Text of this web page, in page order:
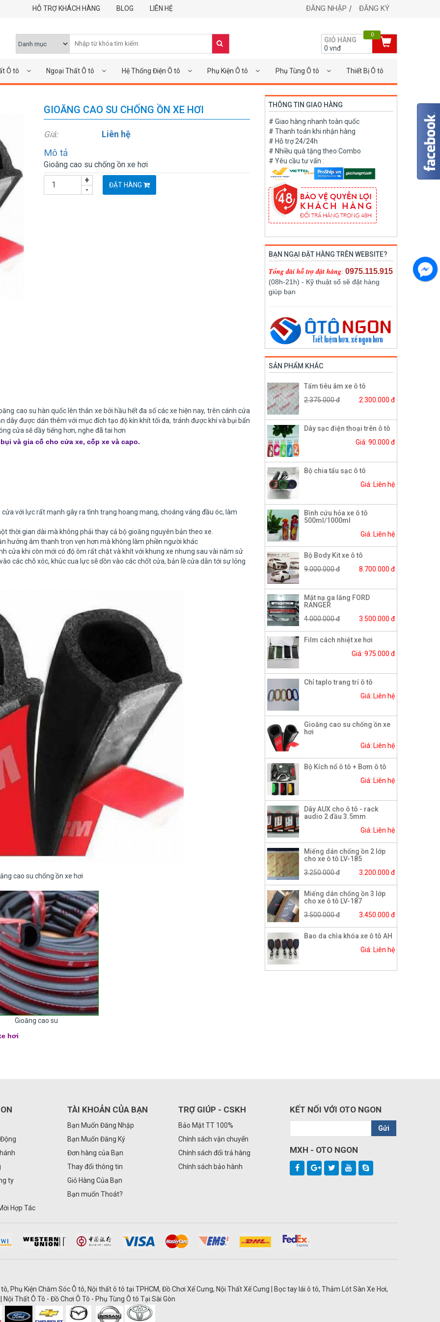
HỖ TRỢ KHÁCH HÀNG BLOG LIÊN HỆ ĐĂNG NHẬP ĐĂNG KÝ
GIỎ HÀNG
0 vnđ
0
Ô tô Ngoại Thất Ô tô Hệ Thống Điện Ô tô Phụ Kiện Ô tô Phụ Tùng Ô tô Thiết Bị Ô tô
GIOĂNG CAO SU CHỐNG ỒN XE HƠI
Giá: Liên hệ
Mô tả
Gioăng cao su chống ồn xe hơi
-
+ ĐẶT HÀNG
cao su hàn quốc lên thân xe bởi hầu hết đa số các xe hiện nay, trên cánh cửa
dây được dán thêm với mục đích tạo độ kín khít tối đa, tránh được khí và bụi bẩn
cửa sẽ dầy tiếng hơn, nghe đã tai hơn
và gia cố cho cửa xe, cốp xe và capo.
với lực rất mạnh gây ra tình trạng hoang mang, choáng váng đầu óc, làm
thời gian dài mà không phải thay cả bộ gioăng nguyên bản theo xe.
hưởng âm thanh trọn vẹn hơn mà không làm phiền người khác
cửa khi còn mới có độ ôm rất chặt và khít với khung xe nhưng sau vài năm sử
các chỗ xóc, khúc cua lực sẽ dồn vào các chốt cửa, bản lề cửa dẫn tới sự lỏng
cao su chống ồn xe hơi
Gioăng cao su
hơi
THÔNG TIN GIAO HÀNG
# Giao hàng nhanh toàn quốc
# Thanh toán khi nhận hàng
# Hỗ trợ 24/24h
# Nhiều quà tặng theo Combo
# Yêu cầu tư vấn :
BẠN NGẠI ĐẶT HÀNG TRÊN WEBSITE?
Tổng đài hỗ trợ đặt hàng: 0975.115.915
(08h-21h) - Kỹ thuật số sẽ đặt hàng
giúp bạn
SẢN PHẨM KHÁC
Tấm tiêu âm xe ô tô
2.375.000 đ
2.300.000 đ
Dây sạc điện thoại trên ô tô
Giá: 90.000 đ
Bộ chia tẩu sạc ô tô
Giá: Liên hệ
Bình cứu hỏa xe ô tô
500ml/1000ml
Giá: Liên hệ
Bộ Body Kit xe ô tô
9.000.000 đ
8.700.000 đ
Mặt nạ ga lăng FORD
RANGER
4.000.000 đ
3.500.000 đ
Film cách nhiệt xe hơi
Giá: 975.000 đ
Chỉ taplo trang trí ô tô
Giá: Liên hệ
Gioăng cao su chống ồn xe
hơi
Giá: Liên hệ
Bộ Kích nổ ô tô + Bơm ô tô
Giá: Liên hệ
Dây AUX cho ô tô - rack
audio 2 đầu 3.5mm
Giá: Liên hệ
Miếng dán chống ồn 2 lớp
cho xe ô tô LV-185
3.250.000 đ
3.200.000 đ
Miếng dán chống ồn 3 lớp
cho xe ô tô LV-187
3.500.000 đ
3.450.000 đ
Bao da chìa khóa xe ô tô AH
Giá: Liên hệ
ty
Hợp Tác
TÀI KHOẢN CỦA BẠN
Bạn Muốn Đăng Nhập
Bạn Muốn Đăng Ký
Đơn hàng của Bạn
Thay đổi thông tin
Giỏ Hàng Của Bạn
Bạn muốn Thoát?
TRỢ GIÚP - CSKH
Bảo Mật TT 100%
Chính sách vận chuyển
Chính sách đổi trả hàng
Chính sách bảo hành
KẾT NỐI VỚI OTO NGON
Gửi
MXH - OTO NGON
Phụ Kiện Chăm Sóc Ô tô, Nội thất ô tô tại TPHCM, Đồ Chơi Xế Cưng, Nội Thất Xế Cưng | Bọc tay lái ô tô, Thảm Lót Sàn Xe Hơi,
Thất Ô Tô - Đồ Chơi Ô Tô - Phụ Tùng Ô tô Tại Sài Gòn